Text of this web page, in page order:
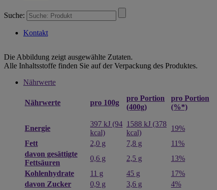
Suche:
Kontakt
Die Abbildung zeigt ausgewählte Zutaten.
Alle Inhaltsstoffe finden Sie auf der Verpackung des Produktes.
Nährwerte
Nährwerte pro 100g
pro Portion
(400g)
pro Portion
(%*)
Energie
397 kJ (94
kcal)
1588 kJ (378
kcal)
19%
Fett
2,0 g 7,8 g
11%
davon gesättigte
Fettsäuren
0,6 g 2,5 g
13%
Kohlenhydrate
11 g 45 g
17%
davon Zucker
0,9 g 3,6 g
4%